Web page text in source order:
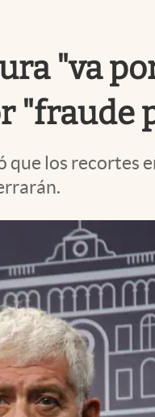
"va
"fraude
que los recortes